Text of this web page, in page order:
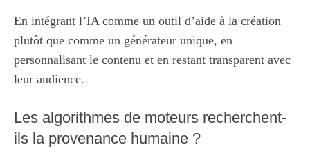
En intégrant l’IA comme un outil d’aide à la création
plutôt que comme un générateur unique, en
personnalisant le contenu et en restant transparent avec
leur audience.
Les algorithmes de moteurs recherchent-
ils la provenance humaine ?